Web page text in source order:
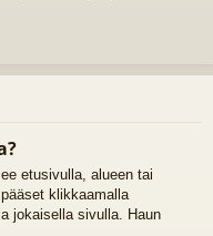
etusivulla, alueen tai
klikkaamalla
jokaisella sivulla. Haun